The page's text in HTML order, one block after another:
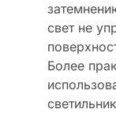
свет не
Более